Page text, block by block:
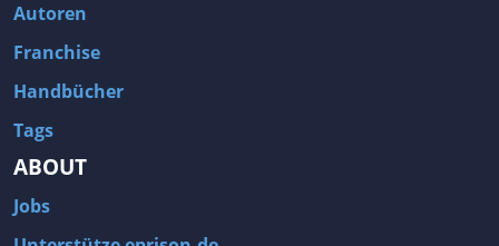
Autoren
Franchise
Handbücher
Tags
ABOUT
Jobs